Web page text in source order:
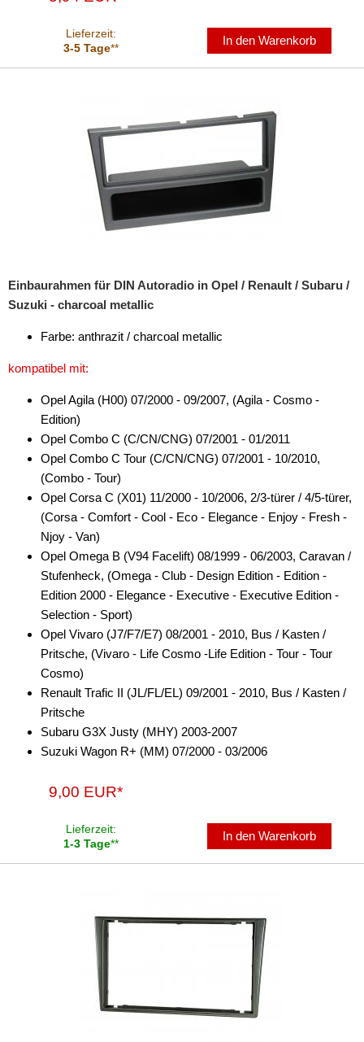
Agila
Karl
Movano Cargo
Movano Electrik Cargo
Omega
Signum
Tigra
Vectra
Vivaro
Zafira
für Peugeot
für Plymouth
für Pontiac
für Renault
Lieferzeit:
3-5 Tage**
In den Warenkorb
Einbaurahmen für DIN Autoradio in Opel / Renault / Subaru /
Suzuki - charcoal metallic
Farbe: anthrazit / charcoal metallic
kompatibel mit:
Opel Agila (H00) 07/2000 - 09/2007, (Agila - Cosmo -
Edition)
Opel Combo C (C/CN/CNG) 07/2001 - 01/2011
Opel Combo C Tour (C/CN/CNG) 07/2001 - 10/2010,
(Combo - Tour)
Opel Corsa C (X01) 11/2000 - 10/2006, 2/3-türer / 4/5-türer,
(Corsa - Comfort - Cool - Eco - Elegance - Enjoy - Fresh -
Njoy - Van)
Opel Omega B (V94 Facelift) 08/1999 - 06/2003, Caravan /
Stufenheck, (Omega - Club - Design Edition - Edition -
Edition 2000 - Elegance - Executive - Executive Edition -
Selection - Sport)
Opel Vivaro (J7/F7/E7) 08/2001 - 2010, Bus / Kasten /
Pritsche, (Vivaro - Life Cosmo -Life Edition - Tour - Tour
Cosmo)
Renault Trafic II (JL/FL/EL) 09/2001 - 2010, Bus / Kasten /
Pritsche
Subaru G3X Justy (MHY) 2003-2007
Suzuki Wagon R+ (MM) 07/2000 - 03/2006
9,00 EUR*
Lieferzeit:
1-3 Tage**
In den Warenkorb